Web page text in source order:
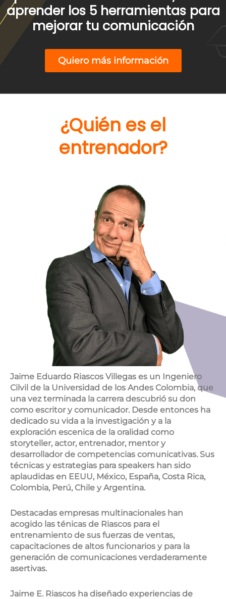
aprender los 5 herramientas para
mejorar tu comunicación
Quiero más información
¿Quién es el
entrenador?
Jaime Eduardo Riascos Villegas es un Ingeniero
Cilvil de la Universidad de los Andes Colombia, que
una vez terminada la carrera descubrió su don
como escritor y comunicador. Desde entonces ha
dedicado su vida a la investigación y a la
exploración escenica de la oralidad como
storyteller, actor, entrenador, mentor y
desarrollador de competencias comunicativas. Sus
técnicas y estrategias para speakers han sido
aplaudidas en EEUU, México, España, Costa Rica,
Colombia, Perú, Chile y Argentina.
Destacadas empresas multinacionales han
acogido las ténicas de Riascos para el
entrenamiento de sus fuerzas de ventas,
capacitaciones de altos funcionarios y para la
generación de comunicaciones verdaderamente
asertivas.
Jaime E. Riascos ha diseñado experiencias de